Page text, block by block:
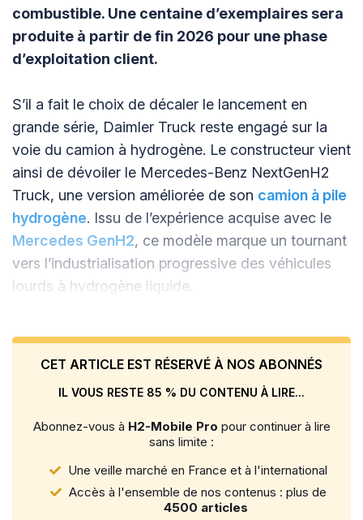
combustible. Une centaine d’exemplaires sera
produite à partir de fin 2026 pour une phase
d’exploitation client.
S’il a fait le choix de décaler le lancement en
grande série, Daimler Truck reste engagé sur la
voie du camion à hydrogène. Le constructeur vient
ainsi de dévoiler le Mercedes-Benz NextGenH2
Truck, une version améliorée de son camion à pile
hydrogène. Issu de l’expérience acquise avec le
Mercedes GenH2, ce modèle marque un tournant
vers l’industrialisation progressive des véhicules
lourds à hydrogène liquide.
CET ARTICLE EST RÉSERVÉ À NOS ABONNÉS
IL VOUS RESTE 85 % DU CONTENU À LIRE...
Abonnez-vous à H2-Mobile Pro pour continuer à lire
sans limite :
Une veille marché en France et à l'international
Accès à l'ensemble de nos contenus : plus de
4500 articles